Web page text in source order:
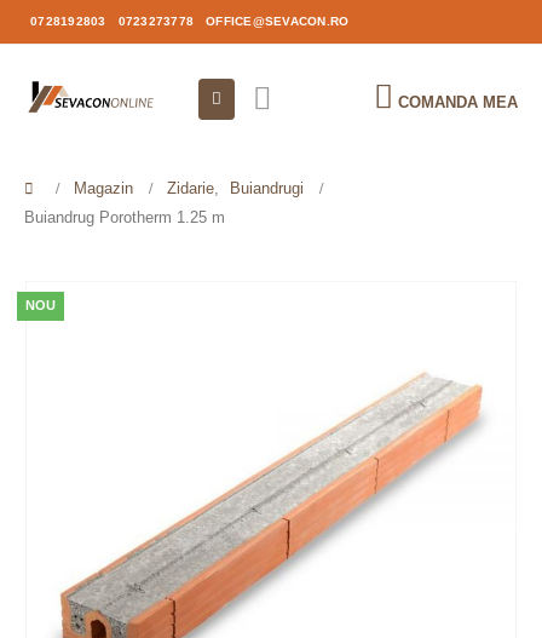
0728192803 0723273778 OFFICE@SEVACON.RO
COMANDA MEA
Magazin Zidarie,
Buiandrugi
Buiandrug Porotherm 1.25 m
NOU